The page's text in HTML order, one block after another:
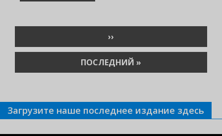
СЛЕДУЮЩАЯ
СТРАНИЦА
››
ПОСЛЕДНЯЯ
СТРАНИЦА
ПОСЛЕДНИЙ »
Загрузите наше последнее издание здесь